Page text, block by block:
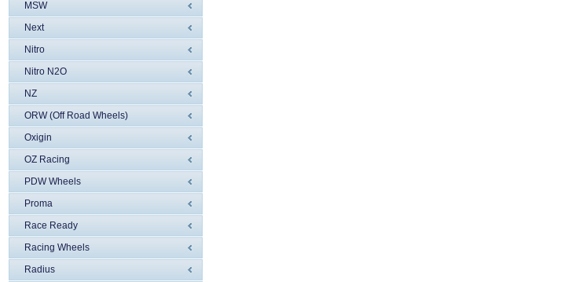
MSW
Next
Nitro
Nitro N2O
NZ
ORW (Off Road Wheels)
Oxigin
OZ Racing
PDW Wheels
Proma
Race Ready
Racing Wheels
Radius